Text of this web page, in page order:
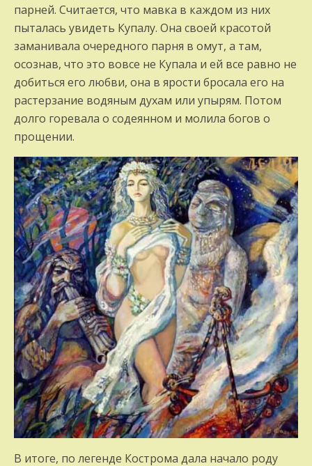
парней. Считается, что мавка в каждом из них
пыталась увидеть Купалу. Она своей красотой
заманивала очередного парня в омут, а там,
осознав, что это вовсе не Купала и ей все равно не
добиться его любви, она в ярости бросала его на
растерзание водяным духам или упырям. Потом
долго горевала о содеянном и молила богов о
прощении.
В итоге, по легенде Кострома дала начало роду